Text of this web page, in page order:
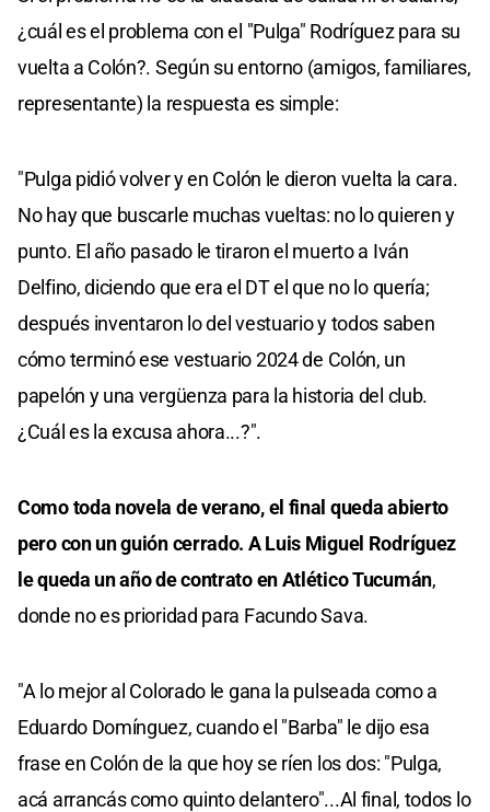
¿cuál es el problema con el "Pulga" Rodríguez para su
vuelta a Colón?. Según su entorno (amigos, familiares,
representante) la respuesta es simple:
"Pulga pidió volver y en Colón le dieron vuelta la cara.
No hay que buscarle muchas vueltas: no lo quieren y
punto. El año pasado le tiraron el muerto a Iván
Delfino, diciendo que era el DT el que no lo quería;
después inventaron lo del vestuario y todos saben
cómo terminó ese vestuario 2024 de Colón, un
papelón y una vergüenza para la historia del club.
¿Cuál es la excusa ahora...?".
Como toda novela de verano, el final queda abierto
pero con un guión cerrado. A Luis Miguel Rodríguez
le queda un año de contrato en Atlético Tucumán,
donde no es prioridad para Facundo Sava.
"A lo mejor al Colorado le gana la pulseada como a
Eduardo Domínguez, cuando el "Barba" le dijo esa
frase en Colón de la que hoy se ríen los dos: "Pulga,
acá arrancás como quinto delantero"...Al final, todos lo